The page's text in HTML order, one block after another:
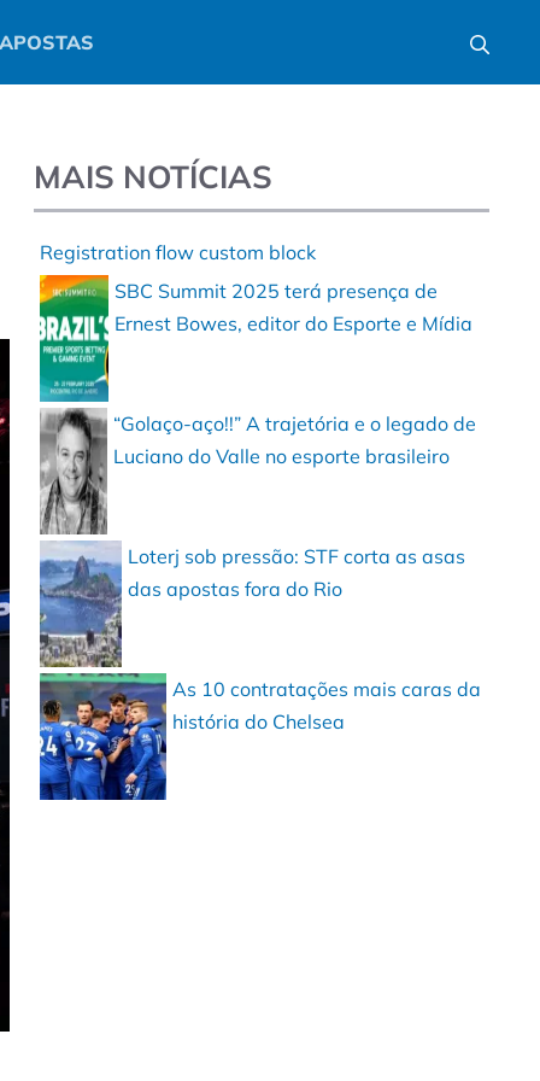
MAIS NOTÍCIAS
Registration flow custom block
SBC Summit 2025 terá presença de
Ernest Bowes, editor do Esporte e Mídia
“Golaço-aço!!” A trajetória e o legado de
Luciano do Valle no esporte brasileiro
Loterj sob pressão: STF corta as asas
das apostas fora do Rio
As 10 contratações mais caras da
história do Chelsea